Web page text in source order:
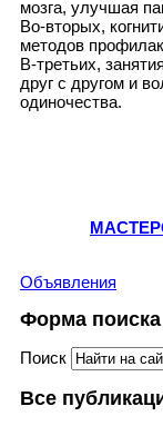
мозга, улучшая
Во-вторых,
методов
В-третьих,
друг с другом и
одиночества.
Объявления
Форма поиска
Поиск
Все